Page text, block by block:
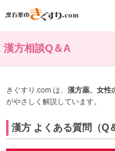
漢方相談Q＆A
きぐすり.com は、 漢方薬、女性
がやさしく解説しています。
漢方 よくある質問（Q